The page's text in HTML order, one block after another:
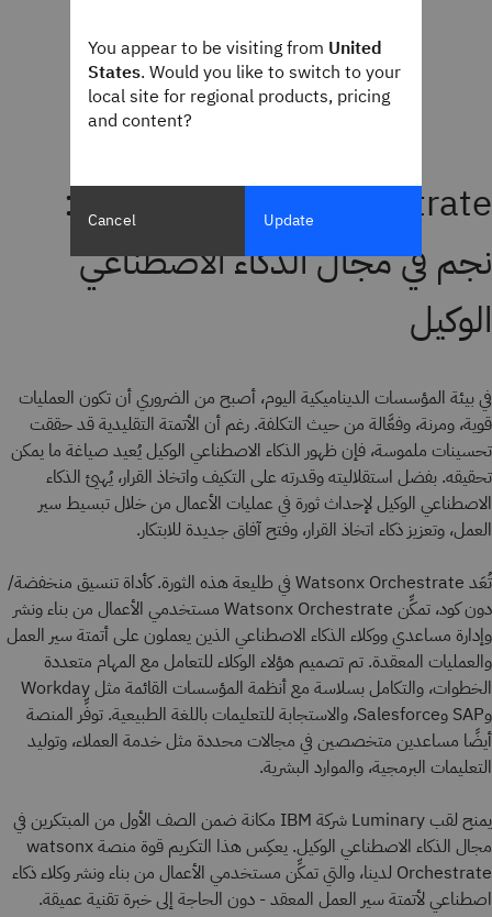
IBM watsonx Orchestrate:
نجم في مجال الذكاء الاصطناعي
الوكيل
في بيئة المؤسسات الديناميكية اليوم، أصبح من الضروري أن تكون العمليات
قوية، ومرنة، وفعَّالة من حيث التكلفة. رغم أن الأتمتة التقليدية قد حققت
تحسينات ملموسة، فإن ظهور الذكاء الاصطناعي الوكيل يُعيد صياغة ما يمكن
تحقيقه. بفضل استقلاليته وقدرته على التكيف واتخاذ القرار، يُهيئ الذكاء
الاصطناعي الوكيل لإحداث ثورة في عمليات الأعمال من خلال تبسيط سير
العمل، وتعزيز ذكاء اتخاذ القرار، وفتح آفاق جديدة للابتكار.
تُعَد Watsonx Orchestrate في طليعة هذه الثورة. كأداة تنسيق منخفضة/
دون كود، تمكِّن Watsonx Orchestrate مستخدمي الأعمال من بناء ونشر
وإدارة مساعدي ووكلاء الذكاء الاصطناعي الذين يعملون على أتمتة سير العمل
والعمليات المعقدة. تم تصميم هؤلاء الوكلاء للتعامل مع المهام متعددة
الخطوات، والتكامل بسلاسة مع أنظمة المؤسسات القائمة مثل Workday
وSAP وSalesforce، والاستجابة للتعليمات باللغة الطبيعية. توفِّر المنصة
أيضًا مساعدين متخصصين في مجالات محددة مثل خدمة العملاء، وتوليد
التعليمات البرمجية، والموارد البشرية.
يمنح لقب Luminary شركة IBM مكانة ضمن الصف الأول من المبتكرين في
مجال الذكاء الاصطناعي الوكيل. يعكِس هذا التكريم قوة منصة watsonx
Orchestrate لدينا، والتي تمكِّن مستخدمي الأعمال من بناء ونشر وكلاء ذكاء
اصطناعي لأتمتة سير العمل المعقد - دون الحاجة إلى خبرة تقنية عميقة.
You appear to be visiting from United
States. Would you like to switch to your
local site for regional products, pricing
and content?
Cancel Update